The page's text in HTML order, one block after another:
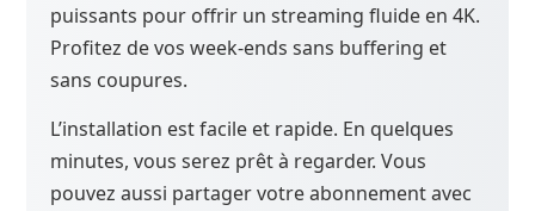
puissants pour offrir un streaming fluide en 4K.
Profitez de vos week-ends sans buffering et
sans coupures.
L’installation est facile et rapide. En quelques
minutes, vous serez prêt à regarder. Vous
pouvez aussi partager votre abonnement avec